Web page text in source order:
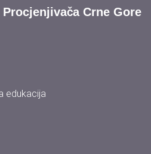
Crne Gore
edukacija